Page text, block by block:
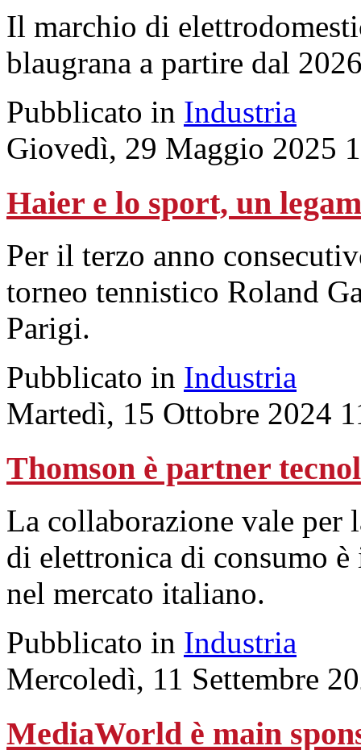
Il marchio di
blaugrana a partire dal
Pubblicato in Industria
Giovedì, 29 Maggio 2025
Haier e lo sport, un
Per il terzo anno
torneo tennistico Roland
Parigi.
Pubblicato in Industria
Martedì, 15 Ottobre 2024
Thomson è partner
La collaborazione vale per
di elettronica di consumo è
nel mercato italiano.
Pubblicato in Industria
Mercoledì, 11 Settembre
MediaWorld è main